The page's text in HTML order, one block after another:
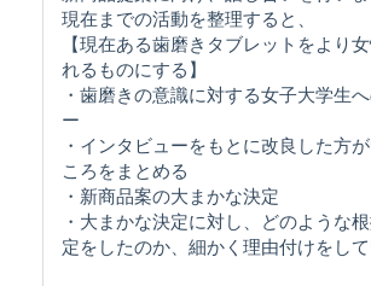
現在までの活動を整理すると、
【現在ある歯磨きタブレットをより
れるものにする】
・歯磨きの意識に対する女子大学生
ー
・インタビューをもとに改良した方
ころをまとめる
・新商品案の大まかな決定
・大まかな決定に対し、どのような
定をしたのか、細かく理由付けをして